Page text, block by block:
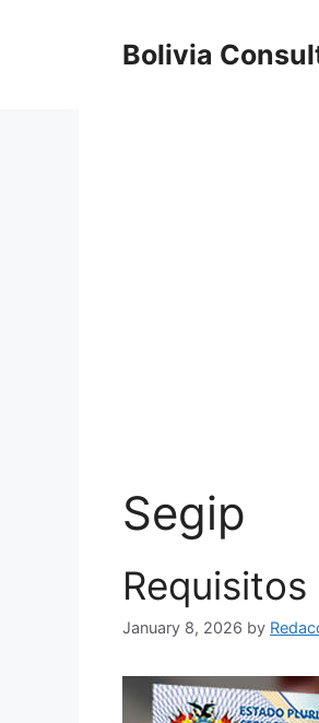
Bolivia
Segip
January 8, 2026 by